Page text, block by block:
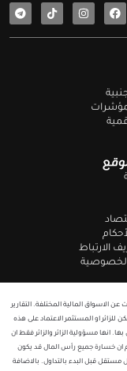
الارتباط
F
a
e
T
e
e
والتحليلات عن الاسواق المالية المختلفة. التقارير
للزائر او المستثمر الاعتماد على هذه
انها مسؤولية الزائر والزائر فقط ان
ان خسارة جميع رأس المال قد يكون
مستقل قبل البدء بالتداول. بالاضافة